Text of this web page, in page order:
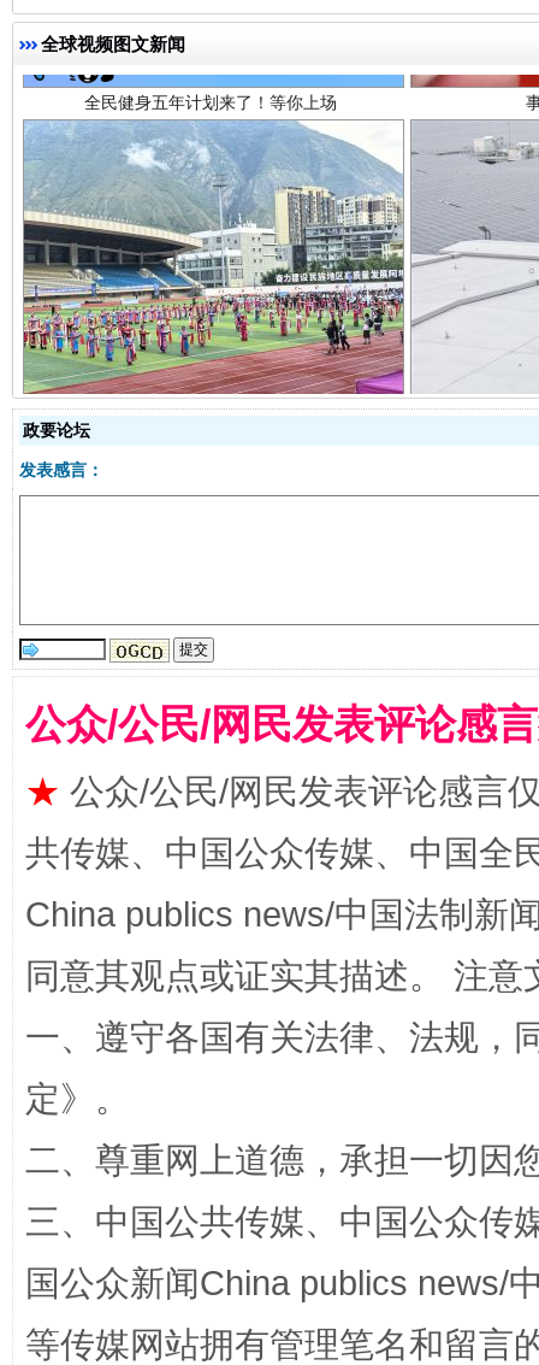
全球视频图文新闻
阿坝州三大球赛在茂县开幕 规模
扯下公款旅游的“隐身衣” 如何以
“蜀中异人”王建安的艺术幻境
政要论坛
发表感言：
公众/公民/网民发表评论感
★ 公众/公民/网民发表评论感言
共传媒、中国公众传媒、中国全
China publics news/中国法制新
同意其观点或证实其描述。 注
一、遵守各国有关法律、法规，
定》。
二、尊重网上道德，承担一切因
三、中国公共传媒、中国公众传
国公众新闻China publics news/
等传媒网站拥有管理笔名和留言